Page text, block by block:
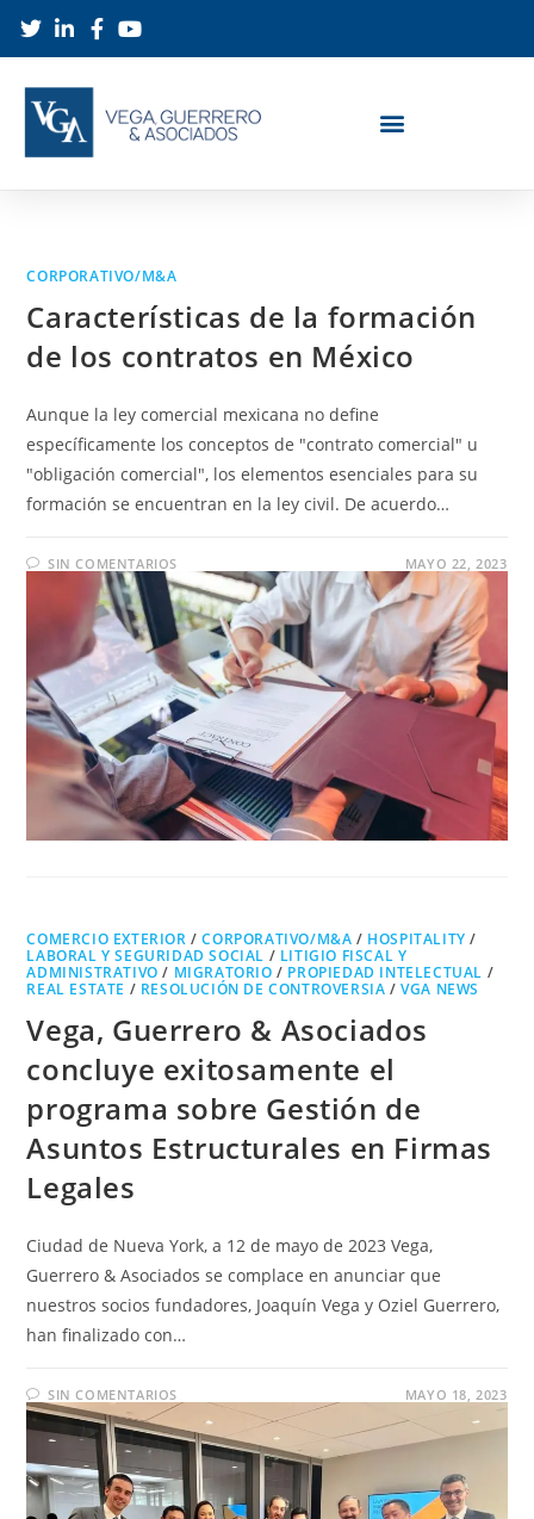
CORPORATIVO/M&A
Características de la formación
de los contratos en México
Aunque la ley comercial mexicana no define
específicamente los conceptos de "contrato comercial" u
"obligación comercial", los elementos esenciales para su
formación se encuentran en la ley civil. De acuerdo…
SIN COMENTARIOS MAYO 22, 2023
COMERCIO EXTERIOR /CORPORATIVO/M&A / HOSPITALITY /
LABORAL Y SEGURIDAD SOCIAL / LITIGIO FISCAL Y
ADMINISTRATIVO / MIGRATORIO / PROPIEDAD INTELECTUAL /
REAL ESTATE / RESOLUCIÓN DE CONTROVERSIA /VGA NEWS
Vega, Guerrero & Asociados
concluye exitosamente el
programa sobre Gestión de
Asuntos Estructurales en Firmas
Legales
Ciudad de Nueva York, a 12 de mayo de 2023 Vega,
Guerrero & Asociados se complace en anunciar que
nuestros socios fundadores, Joaquín Vega y Oziel Guerrero,
han finalizado con…
SIN COMENTARIOS MAYO 18, 2023